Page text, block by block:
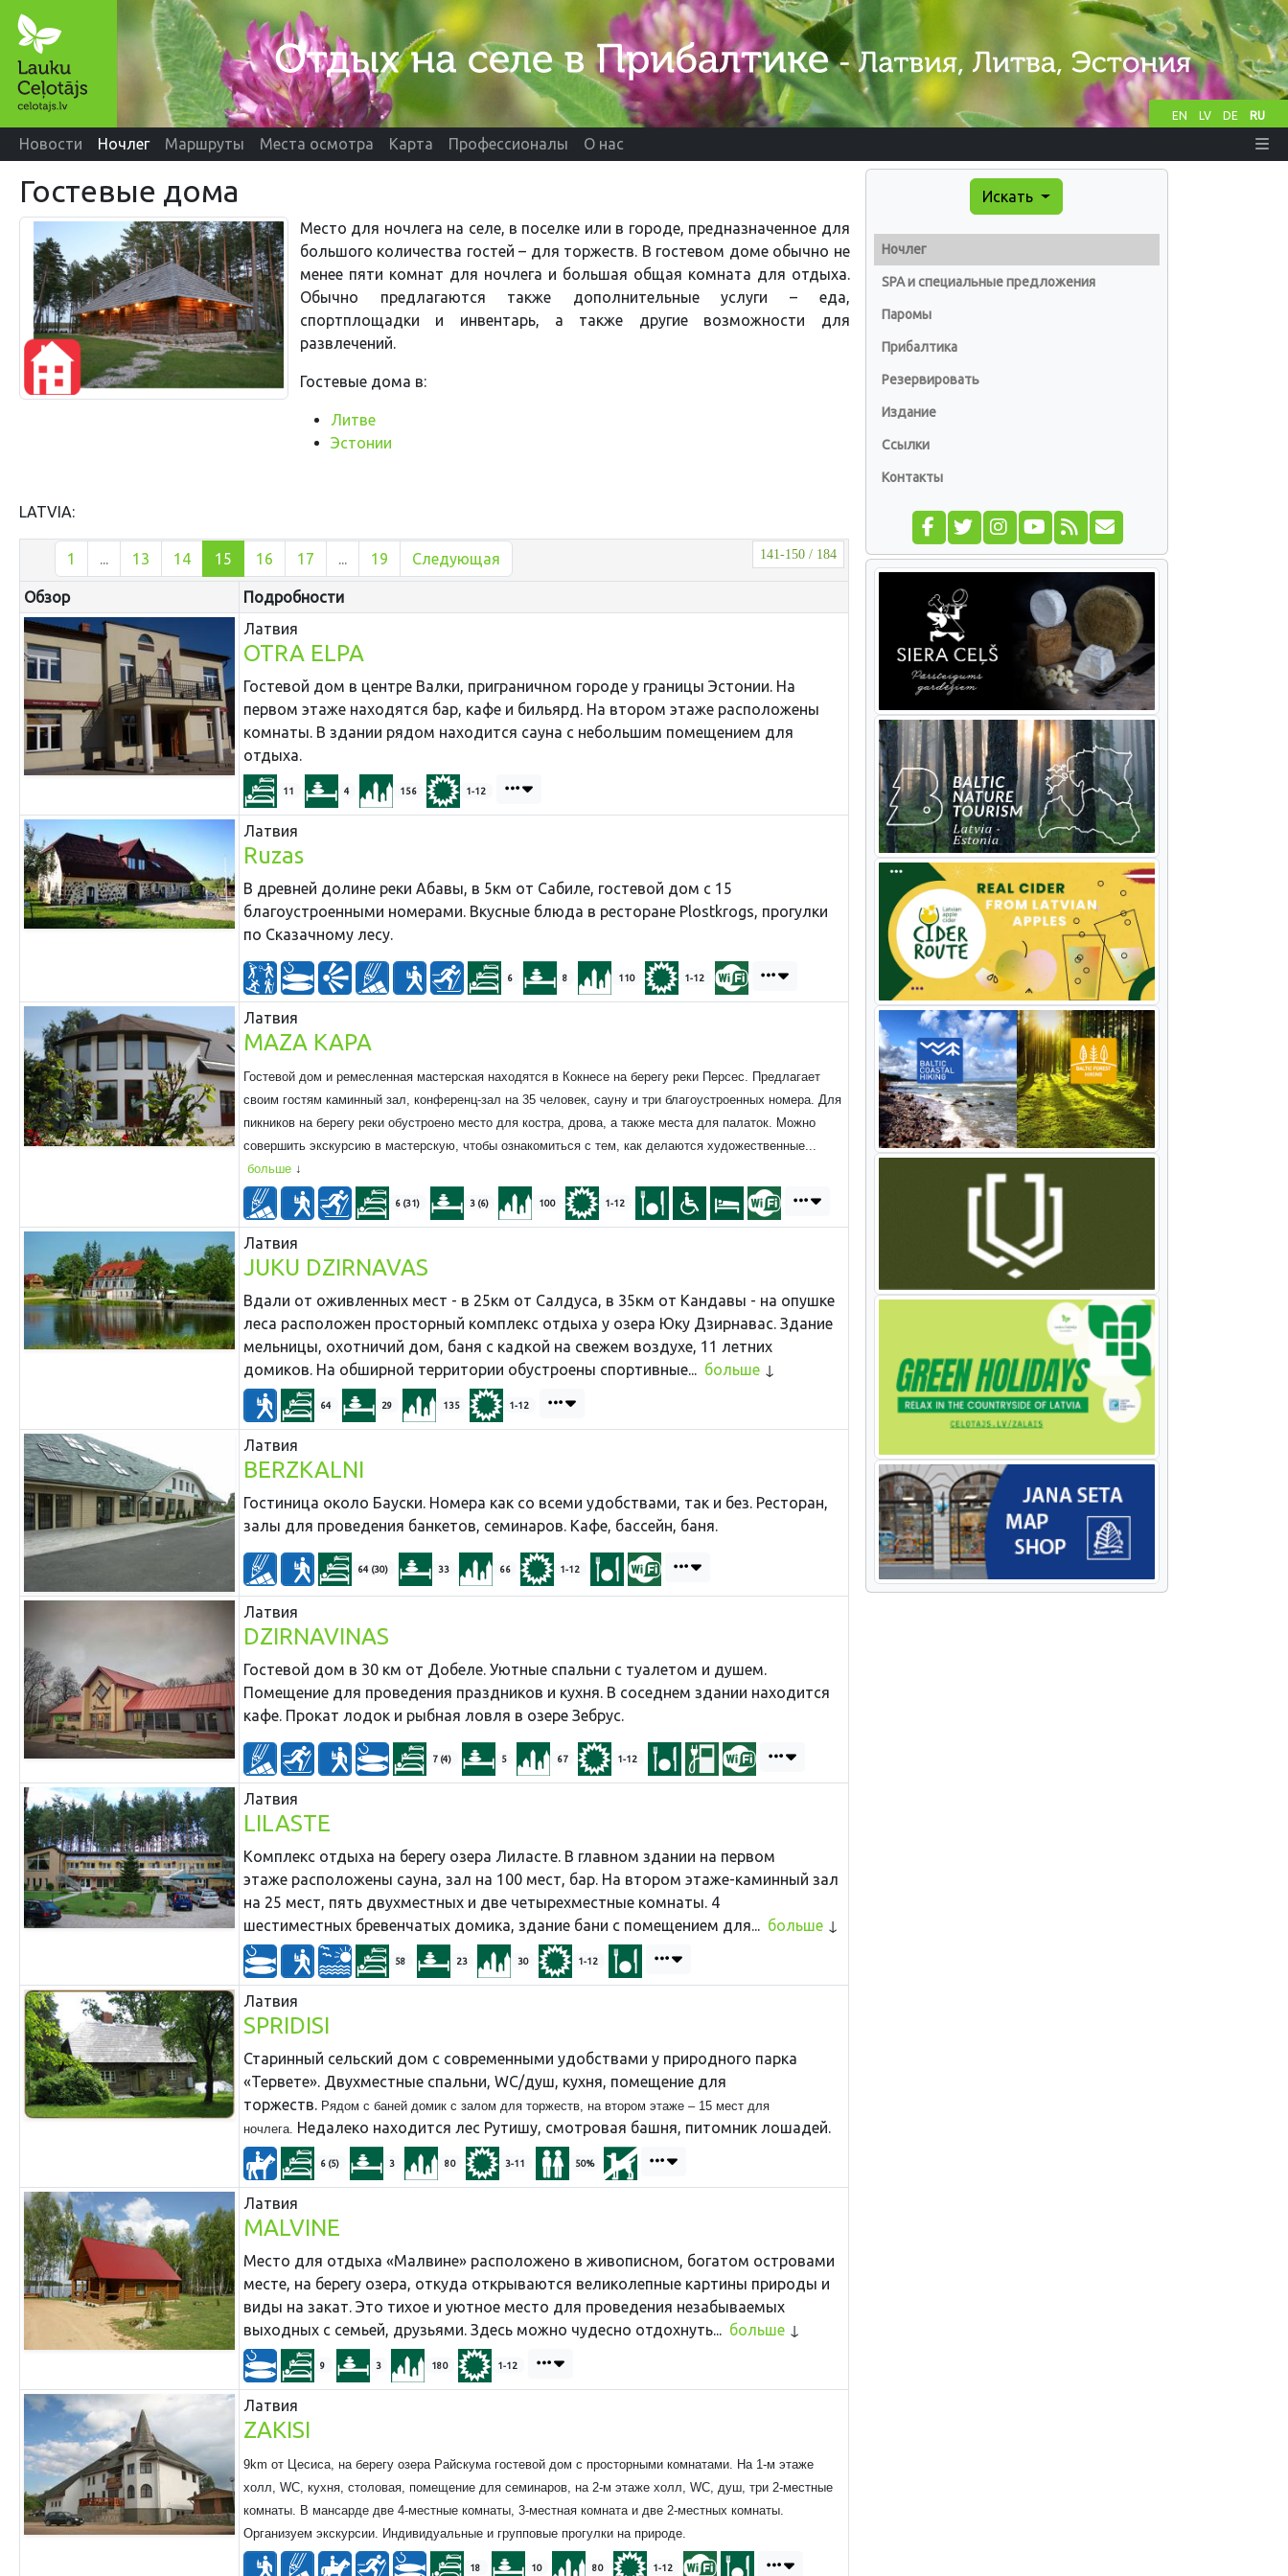
EN LV DE RU
Новости Ночлег Маршруты Места осмотра Карта Профессионалы О нас
Гостевые дома
Место для ночлега на селе, в поселке или в городе, предназначенное для
большого количества гостей – для торжеств. В гостевом доме обычно не
менее пяти комнат для ночлега и большая общая комната для отдыха.
Обычно предлагаются также дополнительные услуги – еда,
спортплощадки и инвентарь, а также другие возможности для
развлечений.
Гостевые дома в:
Литве
Эстонии
LATVIA:
141-150 / 184
1 ... 13 14 15 16 17 ... 19 Следующая
Обзор
Подробности
Латвия
OTRA ELPA
Гостевой дом в центре Валки, приграничном городе у границы Эстонии. На
первом этаже находятся бар, кафе и бильярд. На втором этаже расположены
комнаты. В здании рядом находится сауна с небольшим помещением для
отдыха.
11 4 156 1-12
Латвия
Ruzas
В древней долине реки Абавы, в 5км от Сабиле, гостевой дом с 15
благоустроенными номерами. Вкусные блюда в ресторане Plostkrogs, прогулки
по Сказачному лесу.
6 8 110 1-12
Латвия
MAZA KAPA
Гостевой дом и ремесленная мастерская находятся в Кокнесе на берегу реки Персес. Предлагает
своим гостям каминный зал, конференц-зал на 35 человек, сауну и три благоустроенных номера. Для
пикников на берегу реки обустроено место для костра, дрова, а также места для палаток. Можно
совершить экскурсию в мастерскую, чтобы ознакомиться с тем, как делаются художественные...
больше
6 (31) 3 (6) 100 1-12
Латвия
JUKU DZIRNAVAS
Вдали от оживленных мест - в 25км от Салдуса, в 35км от Кандавы - на опушке
леса расположен просторный комплекс отдыха у озера Юку Дзирнавас. Здание
мельницы, охотничий дом, баня с кадкой на cвежем воздухе, 11 летних
домиков. На обширной территории обустроены спортивные... больше
64 29 135 1-12
Латвия
BERZKALNI
Гостиница около Бауски. Номера как со всеми удобствами, так и без. Ресторан,
залы для проведения банкетов, семинаров. Кафе, бассейн, баня.
64 (30) 33 66 1-12
Латвия
DZIRNAVINAS
Гостевой дом в 30 км от Добеле. Уютные спальни с туалетом и душем.
Помещение для проведения праздников и кухня. В соседнем здании находится
кафе. Прокат лодок и рыбная ловля в озере Зебрус.
7 (4) 5 67 1-12
Латвия
LILASTE
Комплекс отдыха на берегу озера Лиласте. В главном здании на первом
этаже расположены сауна, зал на 100 мест, бар. На втором этаже-каминный зал
на 25 мест, пять двухместных и две четырехместные комнаты. 4
шестиместных бревенчатых домика, здание бани с помещением для... больше
58 23 30 1-12
Латвия
SPRIDISI
Старинный сельский дом с современными удобствами у природного парка
«Тервете». Двухместные спальни, WC/душ, кухня, помещение для
торжеств. Рядом с баней домик с залом для торжеств, на втором этаже – 15 мест для
ночлега. Недалеко находится лес Рутишу, смотровая башня, питомник лошадей.
6 (5) 3 80 3-11 50%
Латвия
MALVINE
Место для отдыха «Малвине» расположено в живописном, богатом островами
месте, на берегу озера, откуда открываются великолепные картины природы и
виды на закат. Это тихое и уютное место для проведения незабываемых
выходных с семьей, друзьями. Здесь можно чудесно отдохнуть... больше
9 3 180 1-12
Латвия
ZAKISI
9km от Цесиса, на берегу озера Райскума гостевой дом с просторными комнатами. На 1-м этаже
холл, WC, кухня, столовая, помещение для семинаров, на 2-м этаже холл, WC, душ, три 2-местные
комнаты. В мансарде две 4-местные комнаты, 3-местная комната и две 2-местных комнаты.
Организуем экскурсии. Индивидуальные и групповые прогулки на природе.
18 10 80 1-12
Искать
Ночлег
SPA и специальные предложения
Паромы
Прибалтика
Резервировать
Издание
Ссылки
Контакты